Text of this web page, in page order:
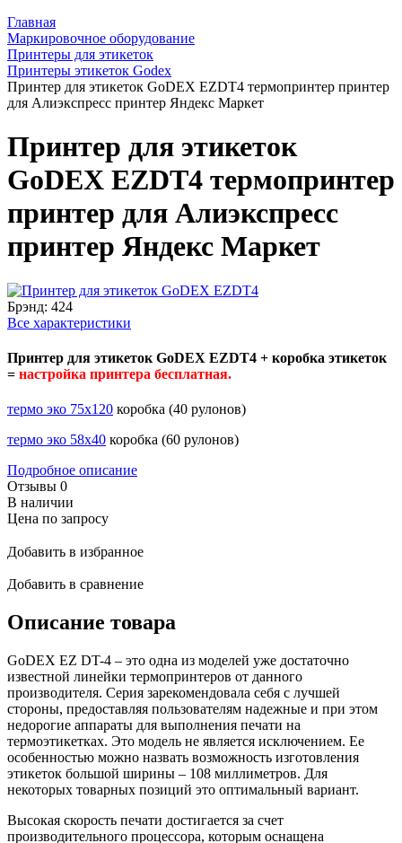
Главная
Маркировочное оборудование
Принтеры для этикеток
Принтеры этикеток Godex
Принтер для этикеток GoDEX EZDT4 термопринтер принтер
для Алиэкспресс принтер Яндекс Маркет
Принтер для этикеток
GoDEX EZDT4 термопринтер
принтер для Алиэкспресс
принтер Яндекс Маркет
Брэнд: 424
Все характеристики
Принтер для этикеток GoDEX EZDT4 + коробка этикеток
= настройка принтера бесплатная.
термо эко 75х120 коробка (40 рулонов)
термо эко 58х40 коробка (60 рулонов)
Подробное описание
Отзывы 0
В наличии
Цена по запросу
Добавить в избранное
Добавить в сравнение
Описание товара
GoDEX EZ DT-4 – это одна из моделей уже достаточно
известной линейки термопринтеров от данного
производителя. Серия зарекомендовала себя с лучшей
стороны, предоставляя пользователям надежные и при этом
недорогие аппараты для выполнения печати на
термоэтикетках. Это модель не является исключением. Ее
особенностью можно назвать возможность изготовления
этикеток большой ширины – 108 миллиметров. Для
некоторых товарных позиций это оптимальный вариант.
Высокая скорость печати достигается за счет
производительного процессора, которым оснащена